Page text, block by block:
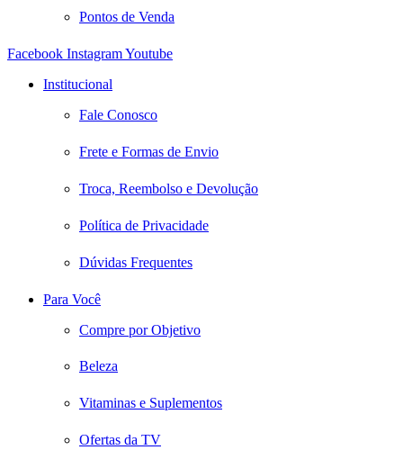
Pontos de Venda
Facebook InstagramYoutube
Institucional
Fale Conosco
Frete e Formas de Envio
Troca, Reembolso e Devolução
Política de Privacidade
Dúvidas Frequentes
Para Você
Compre por Objetivo
Beleza
Vitaminas e Suplementos
Ofertas da TV